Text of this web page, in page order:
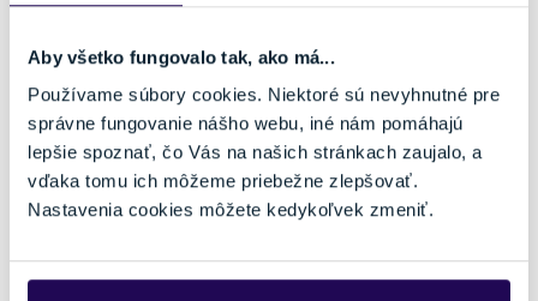
Aby všetko fungovalo tak, ako má...
Používame súbory cookies. Niektoré sú nevyhnutné pre
správne fungovanie nášho webu, iné nám pomáhajú
lepšie spoznať, čo Vás na našich stránkach zaujalo, a
vďaka tomu ich môžeme priebežne zlepšovať.
Nastavenia cookies môžete kedykoľvek zmeniť.